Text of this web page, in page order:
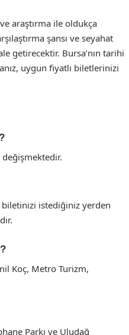
araştırma ile oldukça
şansı ve seyahat
getirecektir. Bursa’nın tarihi
uygun fiyatlı biletlerinizi
değişmektedir.
biletinizi istediğiniz yerden
Koç, Metro Turizm,
Parkı ve Uludağ